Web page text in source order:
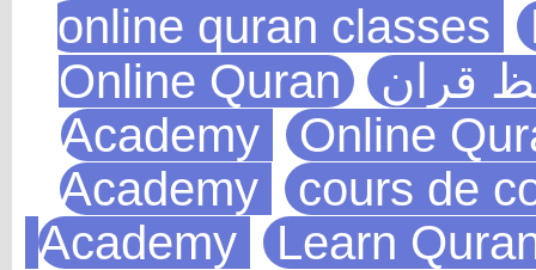
Online Quran
Academy
Academy
Academy